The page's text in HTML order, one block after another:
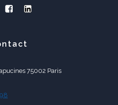
75002 Paris